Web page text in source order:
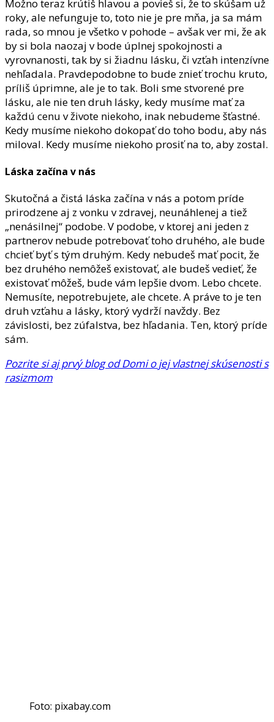
Možno teraz krútiš hlavou a povieš si, že to skúšam už
roky, ale nefunguje to, toto nie je pre mňa, ja sa mám
rada, so mnou je všetko v pohode – avšak ver mi, že ak
by si bola naozaj v bode úplnej spokojnosti a
vyrovnanosti, tak by si žiadnu lásku, či vzťah intenzívne
nehľadala. Pravdepodobne to bude znieť trochu kruto,
príliš úprimne, ale je to tak. Boli sme stvorené pre
lásku, ale nie ten druh lásky, kedy musíme mať za
každú cenu v živote niekoho, inak nebudeme šťastné.
Kedy musíme niekoho dokopať do toho bodu, aby nás
miloval. Kedy musíme niekoho prosiť na to, aby zostal.
Láska začína v nás
Skutočná a čistá láska začína v nás a potom príde
prirodzene aj z vonku v zdravej, neunáhlenej a tiež
„nenásilnej“ podobe. V podobe, v ktorej ani jeden z
partnerov nebude potrebovať toho druhého, ale bude
chcieť byť s tým druhým. Kedy nebudeš mať pocit, že
bez druhého nemôžeš existovať, ale budeš vedieť, že
existovať môžeš, bude vám lepšie dvom. Lebo chcete.
Nemusíte, nepotrebujete, ale chcete. A práve to je ten
druh vzťahu a lásky, ktorý vydrží navždy. Bez
závislosti, bez zúfalstva, bez hľadania. Ten, ktorý príde
sám.
Pozrite si aj prvý blog od Domi o jej vlastnej skúsenosti s
rasizmom
Foto: pixabay.com